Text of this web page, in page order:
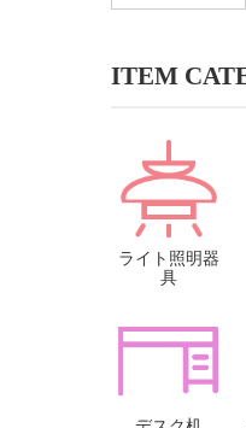
ライト照明器
具